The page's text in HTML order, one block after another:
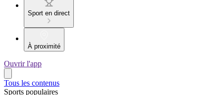
Sport en direct
À proximité
Ouvrir l'app
Tous les contenus
Sports populaires